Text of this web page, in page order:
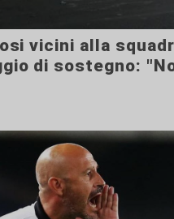
vicini alla
di sostegno: